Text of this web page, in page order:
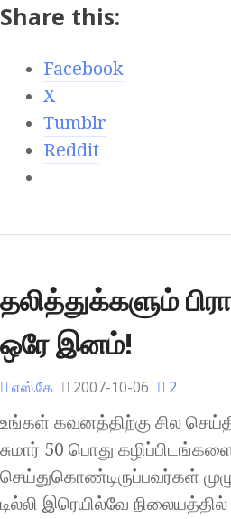
Share this:
Facebook
X
Tumblr
Reddit
தலித்துக்களும்
ஒரே இனம்!
எஸ்.கே 2007-10-06 2
உங்கள் கவனத்திற்கு சில
சுமார் 50 பொது
செய்துகொண்டிருப்பவர்கள்
டில்லி இரெயில்வே